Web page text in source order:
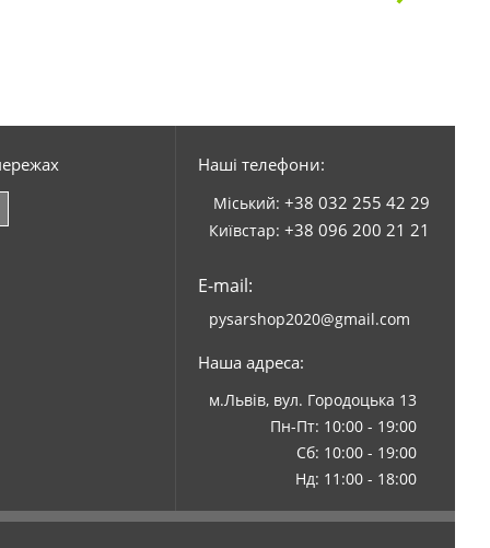
Наші телефони:
Міський: +38 032 255 42 29
Київстар: +38 096 200 21 21
E-mail:
pysarshop2020@gmail.com
Наша адреса:
м.Львів, вул. Городоцька 13
Пн-Пт: 10:00 - 19:00
Сб: 10:00 - 19:00
Нд: 11:00 - 18:00